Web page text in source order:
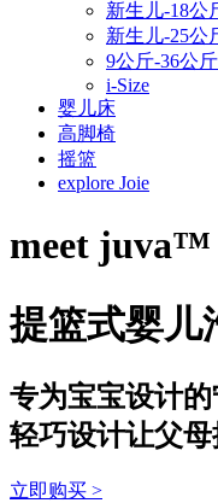
新生儿-18公
新生儿-25公
9公斤-36公
i-Size
婴儿床
高脚椅
摇篮
explore Joie
meet juva™
提篮式婴儿
专为宝宝设计的
轻巧设计让父
立即购买 >